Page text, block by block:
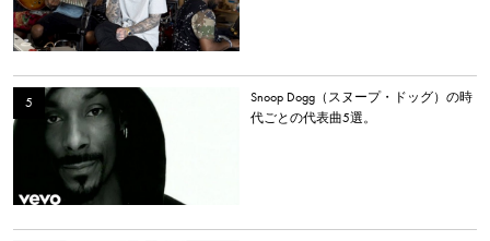
Snoop Dogg（スヌープ・ドッグ）の時
代ごとの代表曲5選。